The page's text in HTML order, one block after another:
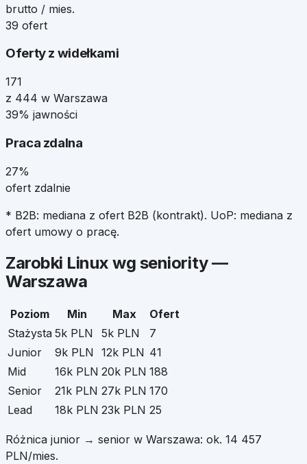
brutto / mies.
39 ofert
Oferty z widełkami
171
z 444 w Warszawa
39% jawności
Praca zdalna
27%
ofert zdalnie
* B2B: mediana z ofert B2B (kontrakt). UoP: mediana z
ofert umowy o pracę.
Zarobki Linux wg seniority —
Warszawa
Poziom Min Max
Ofert
Stażysta 5k PLN 5k PLN
7
Junior
9k PLN 12k PLN 41
Mid
16k PLN 20k PLN 188
Senior
21k PLN 27k PLN 170
Lead
18k PLN 23k PLN 25
Różnica junior → senior w Warszawa: ok. 14 457
PLN/mies.